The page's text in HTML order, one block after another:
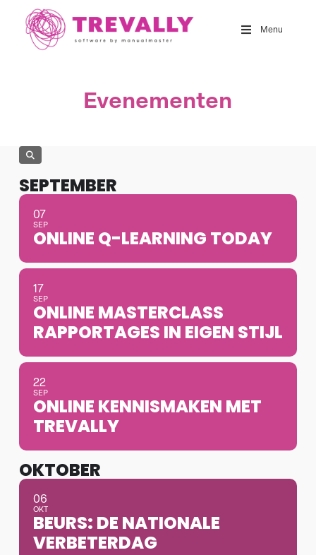
Menu
Evenementen
SEPTEMBER
07
SEP
ONLINE Q-LEARNING TODAY
17
SEP
ONLINE MASTERCLASS
RAPPORTAGES IN EIGEN STIJL
22
SEP
ONLINE KENNISMAKEN MET
TREVALLY
OKTOBER
06
OKT
BEURS: DE NATIONALE
VERBETERDAG